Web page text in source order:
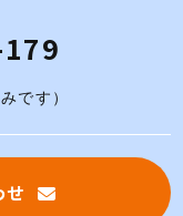
です）